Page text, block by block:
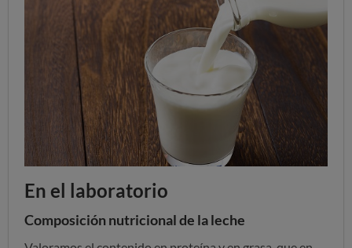
En el laboratorio
Composición nutricional de la leche